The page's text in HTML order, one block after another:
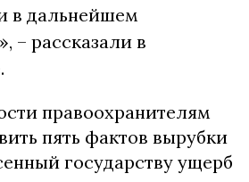
в дальнейшем
– рассказали в
правоохранителям
пять фактов вырубки
государству ущерб